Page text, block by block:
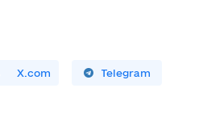
X.com
Поширити У Telegram